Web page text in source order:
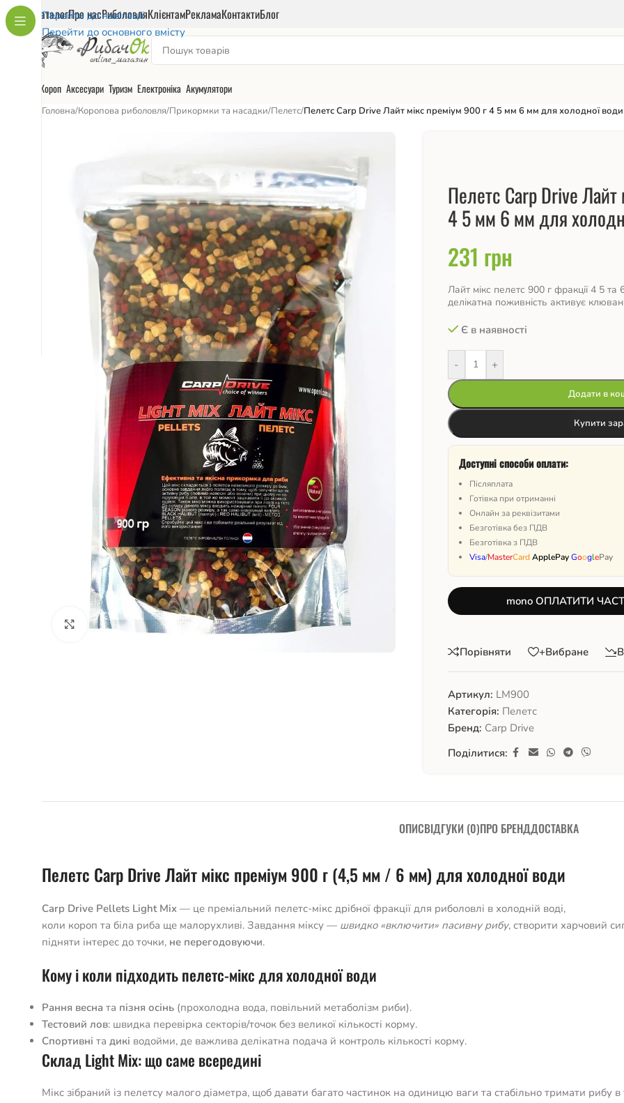
Перейти до навігації
Перейти до основного вмісту
КаталогПро насРиболовляКлієнтамРекламаКонтактиБлог
Короп Аксесуари Туризм Електроніка Акумулятори
Головна/Коропова риболовля/Прикормки та насадки/Пелетс/Пелетс Carp Drive Лайт мікс преміум 900 г 4 5 мм 6 мм для холодної води
Натисніть, щоб збільшити
Пелетс Carp Drive Лайт
4 5 мм 6 мм для
231 грн
Лайт мікс пелетс 900 г фракції 4 5
делікатна поживність активує
Є в наявності
- +
Додати в
Купити
Доступні способи оплати:
Післяплата
Готівка при отриманні
Онлайн за реквізитами
Безготівка без ПДВ
Безготівка з ПДВ
Visa/MasterCard ApplePay GooglePay
mono ОПЛАТИТИ
Порівняти +Вибране
Артикул: LM900
Категорія: Пелетс
Бренд: Carp Drive
Поділитися:
ОПИСВІДГУКИ (0)ПРО БРЕНДДОСТАВКА
Пелетс Carp Drive Лайт мікс преміум 900 г (4,5 мм / 6 мм) для холодної води
Carp Drive Pellets Light Mix — це преміальний пелетс-мікс дрібної фракції для риболовлі в холодній воді,
коли короп та біла риба ще малорухливі. Завдання міксу — швидко «включити» пасивну рибу, створити харчовий
підняти інтерес до точки, не перегодовуючи.
Кому і коли підходить пелетс-мікс для холодної води
Рання весна та пізня осінь (прохолодна вода, повільний метаболізм риби).
Тестовий лов: швидка перевірка секторів/точок без великої кількості корму.
Спортивні та дикі водойми, де важлива делікатна подача й контроль кількості корму.
Склад Light Mix: що саме всередині
Мікс зібраний із пелетсу малого діаметра, щоб давати багато частинок на одиницю ваги та стабільно тримати рибу в